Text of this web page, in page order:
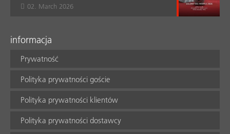
02. March 2026
informacja
Prywatność
Polityka prywatności goście
Polityka prywatności klientów
Polityka prywatności dostawcy